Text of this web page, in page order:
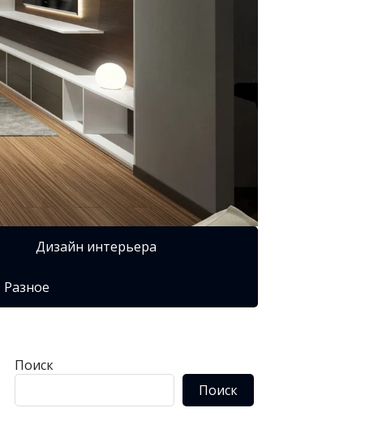
Дизайн интерьера
Разное
Поиск
Поиск